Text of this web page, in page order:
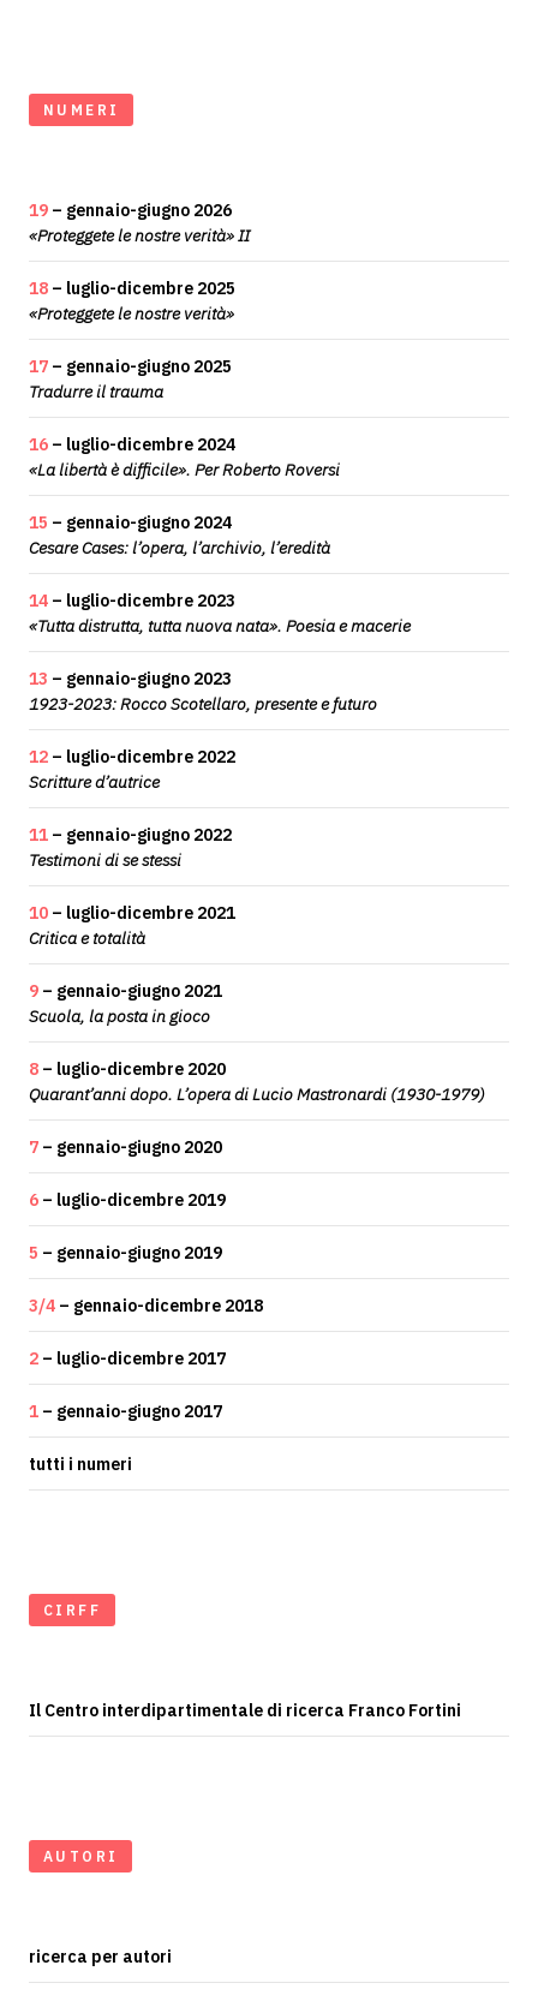
NUMERI
19 – gennaio-giugno 2026
«Proteggete le nostre verità» II
18 – luglio-dicembre 2025
«Proteggete le nostre verità»
17 – gennaio-giugno 2025
Tradurre il trauma
16 – luglio-dicembre 2024
«La libertà è difficile». Per Roberto Roversi
15 – gennaio-giugno 2024
Cesare Cases: l’opera, l’archivio, l’eredità
14 – luglio-dicembre 2023
«Tutta distrutta, tutta nuova nata». Poesia e macerie
13 – gennaio-giugno 2023
1923-2023: Rocco Scotellaro, presente e futuro
12 – luglio-dicembre 2022
Scritture d’autrice
11 – gennaio-giugno 2022
Testimoni di se stessi
10 – luglio-dicembre 2021
Critica e totalità
9 – gennaio-giugno 2021
Scuola, la posta in gioco
8 – luglio-dicembre 2020
Quarant’anni dopo. L’opera di Lucio Mastronardi (1930-1979)
7 – gennaio-giugno 2020
6 – luglio-dicembre 2019
5 – gennaio-giugno 2019
3/4 – gennaio-dicembre 2018
2 – luglio-dicembre 2017
1 – gennaio-giugno 2017
tutti i numeri
CIRFF
Il Centro interdipartimentale di ricerca Franco Fortini
AUTORI
ricerca per autori